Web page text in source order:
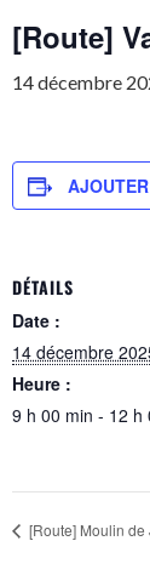
[Route]
14 décembre
DÉTAILS
Date :
14 décembre
Heure :
9 h 00 min - 12 h
[Route] Moulin de